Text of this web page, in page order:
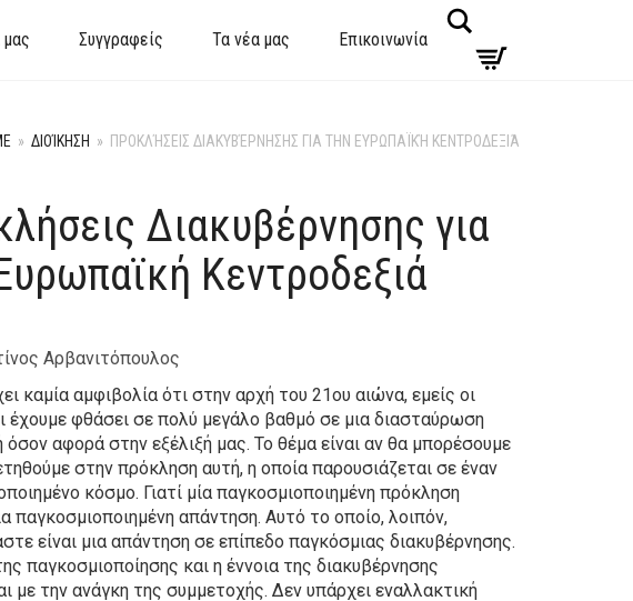
μας Συγγραφείς Τα νέα μας Επικοινωνία
» ΔΙΟΊΚΗΣΗ » ΠΡΟΚΛΉΣΕΙΣ ΔΙΑΚΥΒΈΡΝΗΣΗΣ ΓΙΑ ΤΗΝ ΕΥΡΩΠΑΪΚΉ ΚΕΝΤΡΟΔΕΞΙΆ
Διακυβέρνησης για
Κεντροδεξιά
Αρβανιτόπουλος
καμία αμφιβολία ότι στην αρχή του 21ου αιώνα, εμείς οι
έχουμε φθάσει σε πολύ μεγάλο βαθμό σε μια διασταύρωση
όσον αφορά στην εξέλιξή μας. Το θέμα είναι αν θα μπορέσουμε
στην πρόκληση αυτή, η οποία παρουσιάζεται σε έναν
κόσμο. Γιατί μία παγκοσμιοποιημένη πρόκληση
παγκοσμιοποιημένη απάντηση. Αυτό το οποίο, λοιπόν,
είναι μια απάντηση σε επίπεδο παγκόσμιας διακυβέρνησης.
παγκοσμιοποίησης και η έννοια της διακυβέρνησης
με την ανάγκη της συμμετοχής. Δεν υπάρχει εναλλακτική